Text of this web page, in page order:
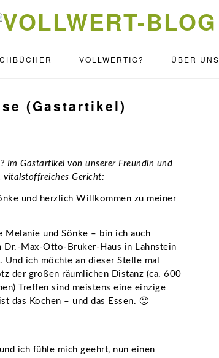
VOLLWERTIG? ÜBER UNS
(Gastartikel)
Im Gastartikel von unserer Freundin und
vitalstoffreiches Gericht:
und herzlich Willkommen zu meiner
und Sönke – bin ich auch
Dr.-Max-Otto-Bruker-Haus in Lahnstein
ich möchte an dieser Stelle mal
der großen räumlichen Distanz (ca. 600
Treffen sind meistens eine einzige
das Kochen – und das Essen. 🙂
ich fühle mich geehrt, nun einen